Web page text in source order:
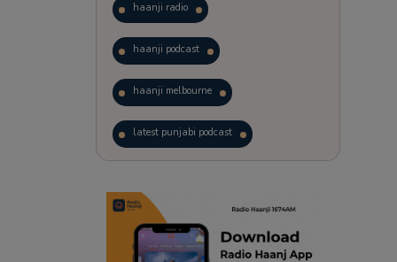
haanji radio
haanji podcast
haanji melbourne
latest punjabi podcast
trending punjabi podcast
ranjodh singh